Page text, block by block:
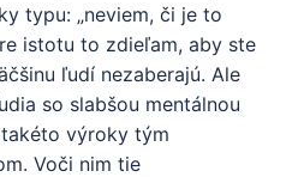
typu: „neviem, či je to
istotu to zdieľam, aby ste
ľudí nezaberajú. Ale
so slabšou mentálnou
výroky tým
Voči nim tie